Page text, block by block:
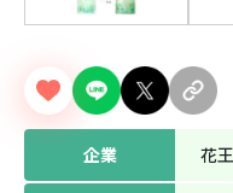
企業 花